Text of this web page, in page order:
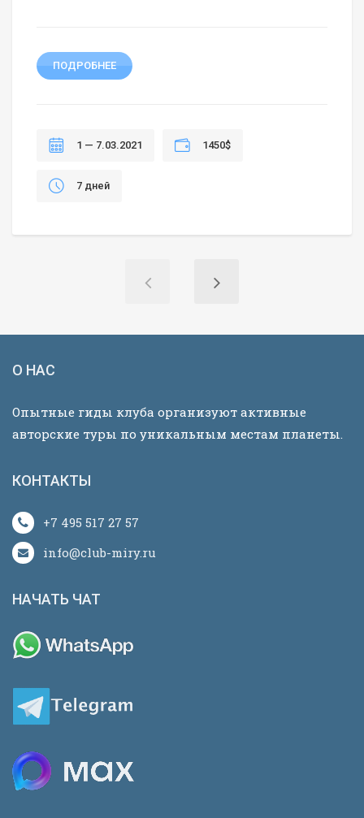
ПОДРОБНЕЕ
1 — 7.03.2021 1450$
7 дней
О НАС
Опытные гиды клуба организуют активные
авторские туры по уникальным местам планеты.
КОНТАКТЫ
+7 495 517 27 57
info@club-miry.ru
НАЧАТЬ ЧАТ